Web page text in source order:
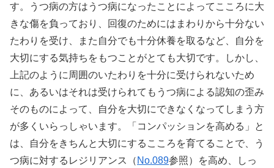
す。うつ病の方はうつ病になったことによってこころに大
きな傷を負っており、回復のためにはまわりから十分ない
たわりを受け、また自分でも十分休養を取るなど、自分を
大切にする気持ちをもつことがとても大切です。しかし、
上記のように周囲のいたわりを十分に受けられないため
に、あるいはそれは受けられてもうつ病による認知の歪み
そのものによって、自分を大切にできなくなってしまう方
が多くいらっしゃいます。「コンパッションを高める」と
は、自分をきちんと大切にするこころを育てることで、う
つ病に対するレジリアンス（ No.089参照）を高め、しっ